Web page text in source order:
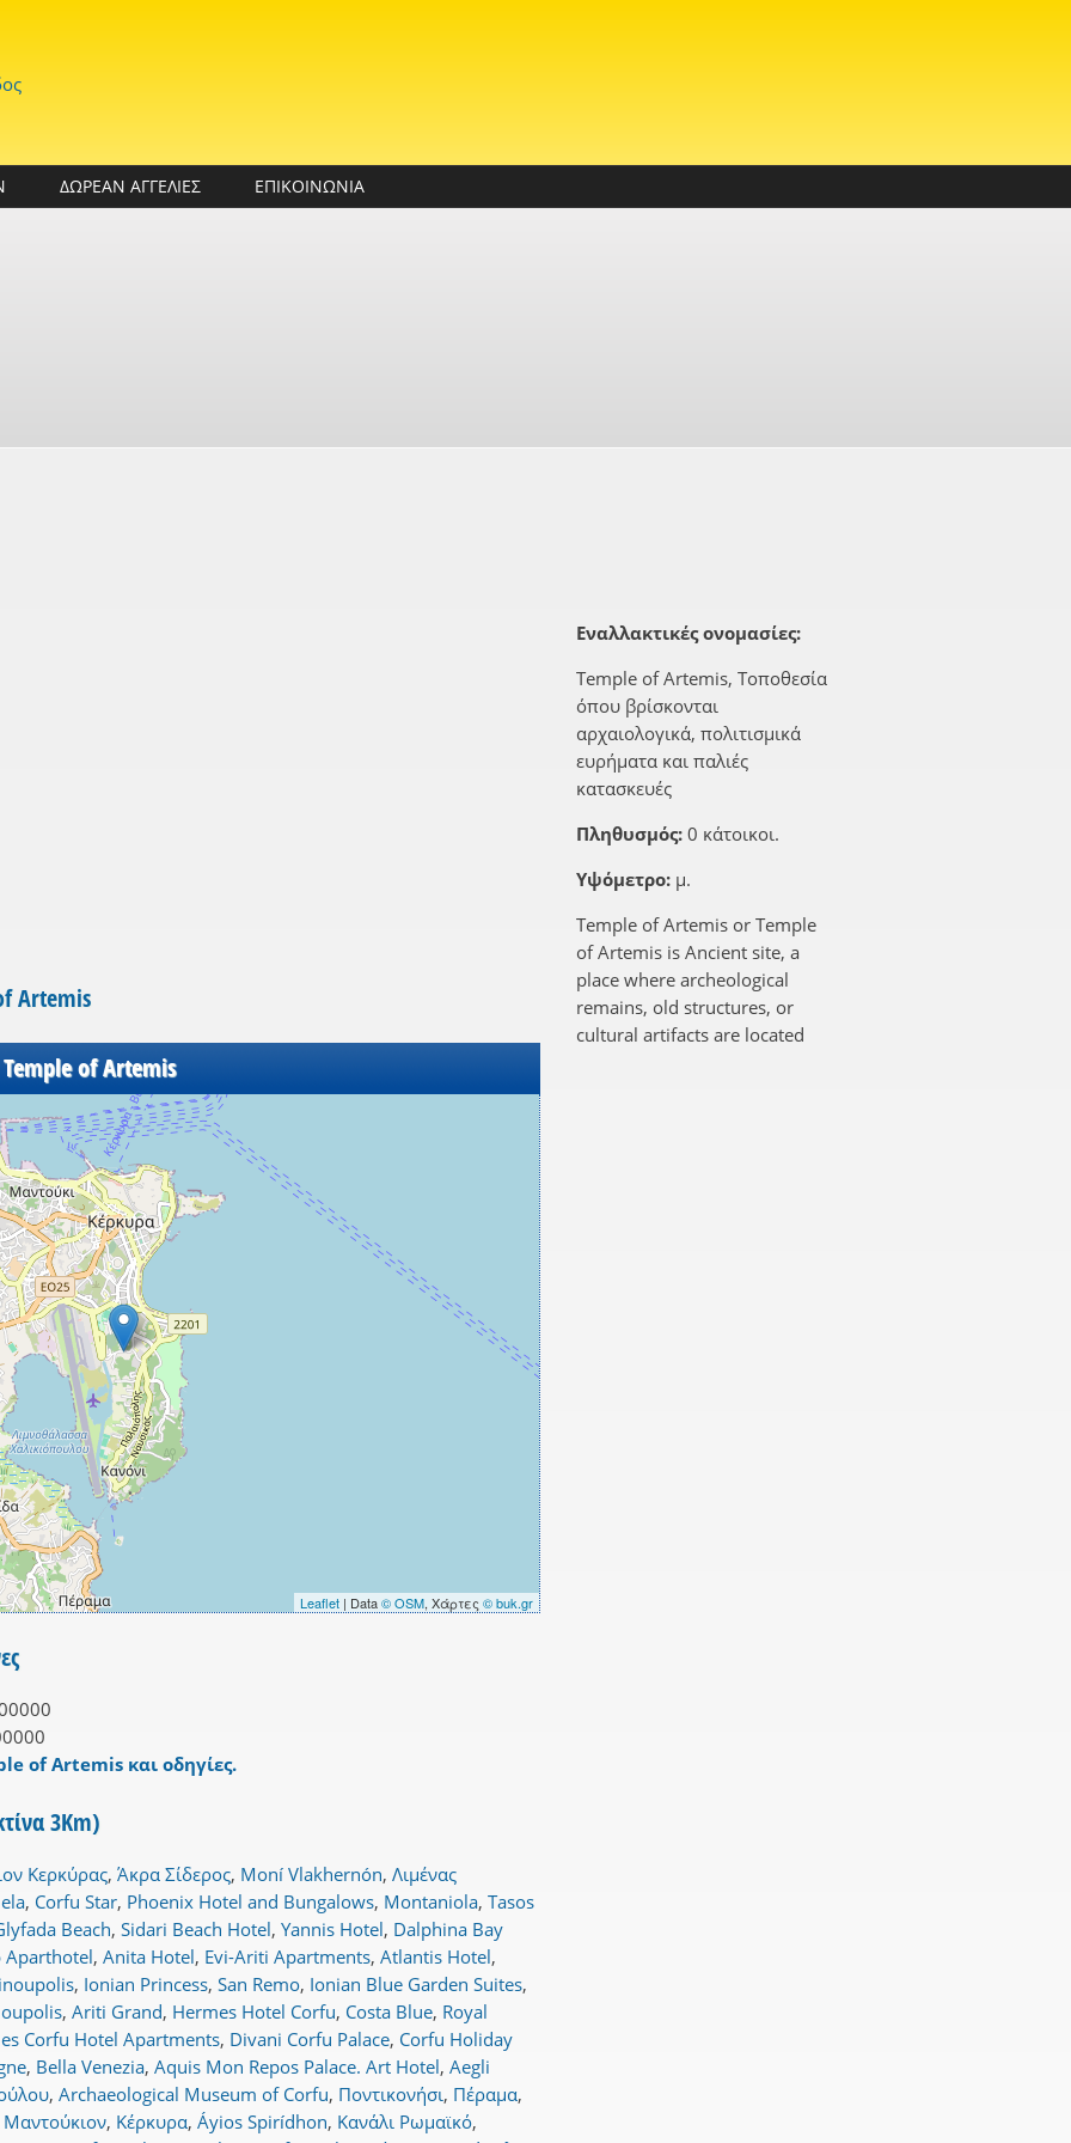
ΔΩΡΕΑΝ ΑΓΓΕΛΙΕΣ ΕΠΙΚΟΙΝΩΝΙΑ
Artemis
Temple of Artemis
Leaflet| Data© OSM, Χάρτες © buk.gr
of Artemis και οδηγίες.
3Km)
Κερκύρας, Άκρα Σίδερος, Moní Vlakhernón, Λιμένας
, Corfu Star, Phoenix Hotel and Bungalows, Montaniola, Tasos
Beach, Sidari Beach Hotel, Yannis Hotel, Dalphina Bay
Aparthotel, Anita Hotel, Evi-Ariti Apartments, Atlantis Hotel,
, Ionian Princess, San Remo, Ionian Blue Garden Suites,
, Ariti Grand, Hermes Hotel Corfu, Costa Blue, Royal
Corfu Hotel Apartments, Divani Corfu Palace, Corfu Holiday
, Bella Venezia, Aquis Mon Repos Palace. Art Hotel, Aegli
, Archaeological Museum of Corfu, Ποντικονήσι, Πέραμα,
Μαντούκιον, Κέρκυρα, Áyios Spirídhon, Κανάλι Ρωμαϊκό,
Εναλλακτικές ονομασίες:
Temple of Artemis, Τοποθεσία
όπου βρίσκονται
αρχαιολογικά, πολιτισμικά
ευρήματα και παλιές
κατασκευές
Πληθυσμός: 0 κάτοικοι.
Υψόμετρο: μ.
Temple of Artemis or Temple
of Artemis is Ancient site, a
place where archeological
remains, old structures, or
cultural artifacts are located